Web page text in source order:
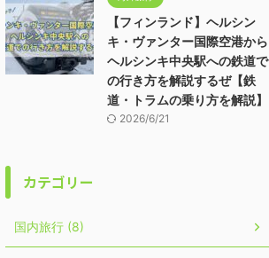
【フィンランド】ヘルシン
キ・ヴァンター国際空港から
ヘルシンキ中央駅への鉄道で
の行き方を解説するぜ【鉄
道・トラムの乗り方を解説】
2026/6/21
カテゴリー
国内旅行 (8)